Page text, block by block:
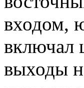
входом,
включал
выходы